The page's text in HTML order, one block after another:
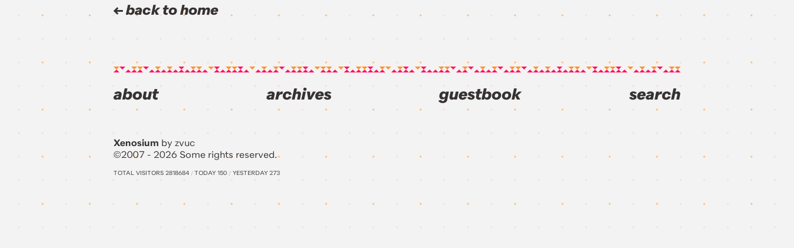
back to home
about archives guestbook search
Xenosium by zvuc
©2007 - 2026 Some rights reserved.
TOTAL VISITORS 2818684 /TODAY 150 / YESTERDAY 273